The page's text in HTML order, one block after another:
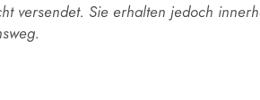
versendet. Sie erhalten jedoch